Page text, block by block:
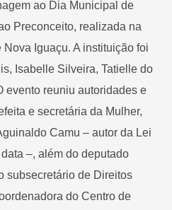
ao Dia Municipal de
Preconceito, realizada na
Iguaçu. A instituição foi
Isabelle Silveira, Tatielle do
evento reuniu autoridades e
e secretária da Mulher,
Camu – autor da Lei
–, além do deputado
subsecretário de Direitos
do Centro de